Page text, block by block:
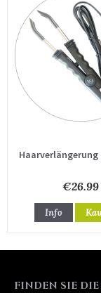
Haarverlängerung
€26.99
Info
FINDEN SIE